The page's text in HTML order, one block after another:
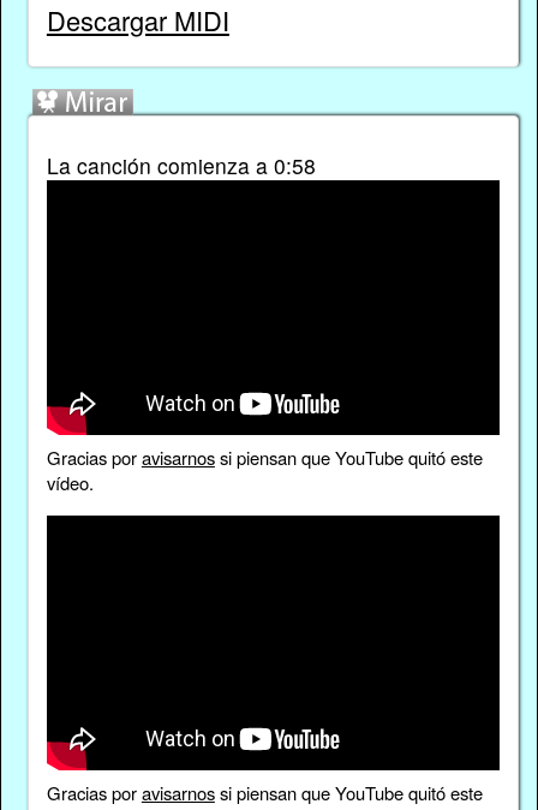
Descargar MIDI
La canción comienza a 0:58
Gracias poravisarnossi piensan que YouTube quitó este
vídeo.
Gracias poravisarnossi piensan que YouTube quitó este